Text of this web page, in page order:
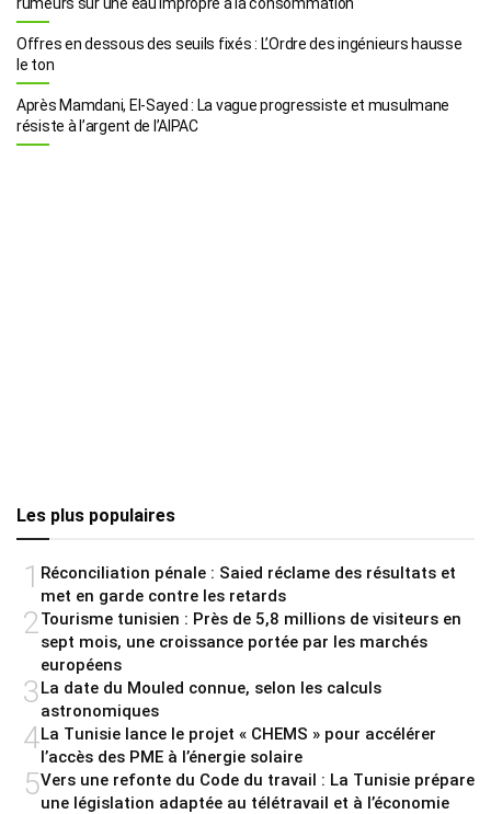
Offres en dessous des seuils fixés : L’Ordre des ingénieurs hausse
le ton
Après Mamdani, El-Sayed : La vague progressiste et musulmane
résiste à l’argent de l’AIPAC
Les plus populaires
1 Réconciliation pénale : Saied réclame des résultats et
met en garde contre les retards
2Tourisme tunisien : Près de 5,8 millions de visiteurs en
sept mois, une croissance portée par les marchés
européens
3La date du Mouled connue, selon les calculs
astronomiques
4La Tunisie lance le projet « CHEMS » pour accélérer
l’accès des PME à l’énergie solaire
5Vers une refonte du Code du travail : La Tunisie prépare
une législation adaptée au télétravail et à l’économie